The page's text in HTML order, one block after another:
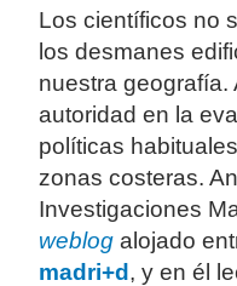
Los científicos no
los desmanes
nuestra geografía.
autoridad en la
políticas
zonas costeras.
Investigaciones
weblog alojado
madri+d, y en él